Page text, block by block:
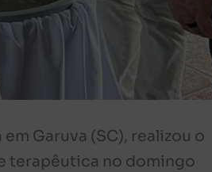
Garuva (SC), realizou o
terapêutica no domingo